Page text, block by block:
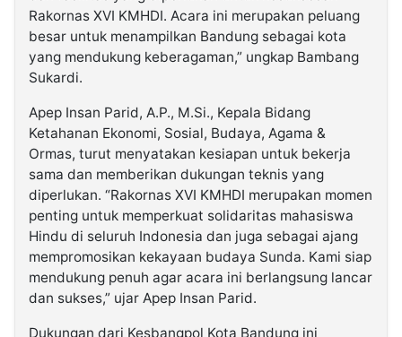
Rakornas XVI KMHDI. Acara ini merupakan peluang
besar untuk menampilkan Bandung sebagai kota
yang mendukung keberagaman,” ungkap Bambang
Sukardi.
Apep Insan Parid, A.P., M.Si., Kepala Bidang
Ketahanan Ekonomi, Sosial, Budaya, Agama &
Ormas, turut menyatakan kesiapan untuk bekerja
sama dan memberikan dukungan teknis yang
diperlukan. “Rakornas XVI KMHDI merupakan momen
penting untuk memperkuat solidaritas mahasiswa
Hindu di seluruh Indonesia dan juga sebagai ajang
mempromosikan kekayaan budaya Sunda. Kami siap
mendukung penuh agar acara ini berlangsung lancar
dan sukses,” ujar Apep Insan Parid.
Dukungan dari Kesbangpol Kota Bandung ini